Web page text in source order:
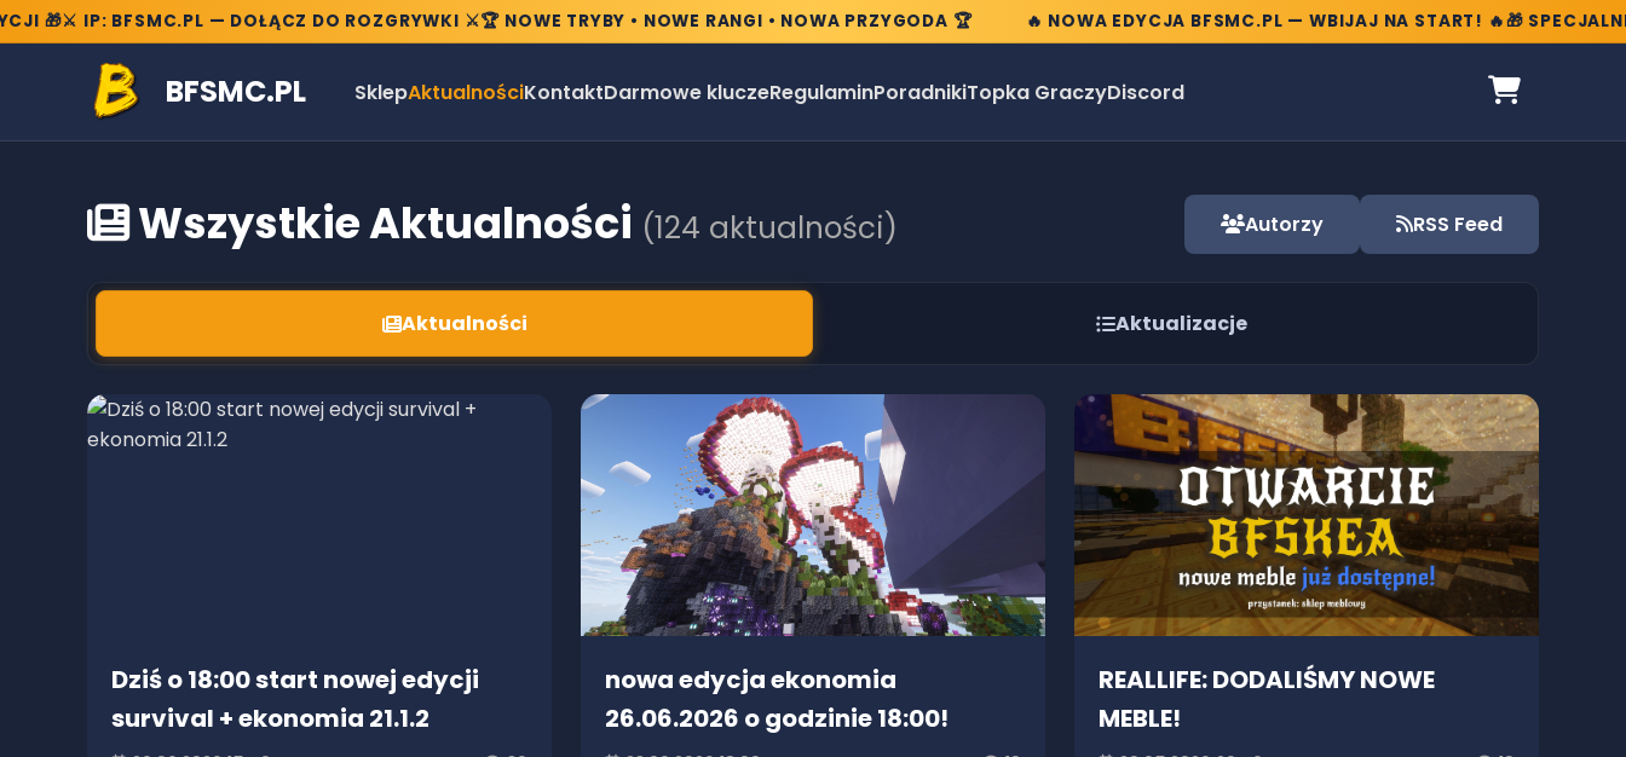
BFSMC.PL — DOŁĄCZ DO ROZGRYWKI ⚔️🏆 NOWE TRYBY • NOWE RANGI • NOWA PRZYGODA 🏆 🔥 NOWA EDYCJA BFSMC.PL — WBIJAJ NA START! 🔥 🎁 SPECJALNE
BFSMC.PL SklepAktualnościKontaktDarmowe kluczeRegulaminPoradnikiTopka GraczyDiscord
Wszystkie Aktualności (124 aktualności) Autorzy RSS Feed
Aktualności Aktualizacje
Dziś o 18:00 start nowej edycji
survival + ekonomia 21.1.2
nowa edycja ekonomia
26.06.2026 o godzinie 18:00!
REALLIFE: DODALIŚMY NOWE
MEBLE!